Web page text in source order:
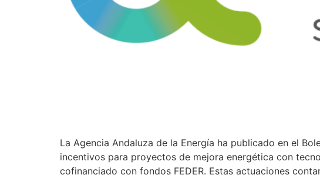
La Agencia Andaluza de la Energía ha publicado en el
incentivos para proyectos de mejora energética con
cofinanciado con fondos FEDER. Estas actuaciones